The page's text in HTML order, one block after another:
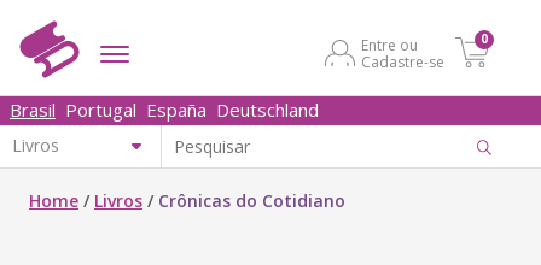
Entre ou
Cadastre-se
0
Brasil Portugal España Deutschland
Home / Livros / Crônicas do Cotidiano